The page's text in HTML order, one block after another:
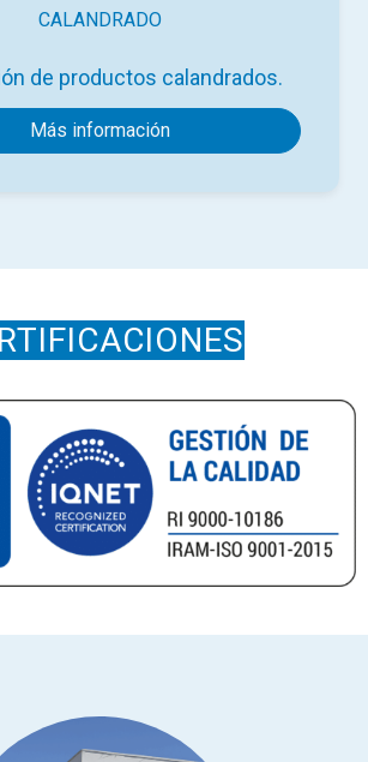
CALANDRADO
de productos calandrados.
Más información